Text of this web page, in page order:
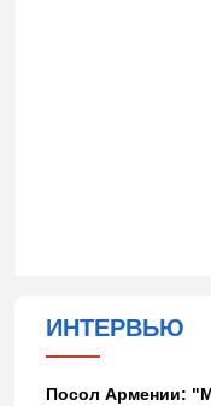
ИНТЕРВЬЮ
Посол Армении: